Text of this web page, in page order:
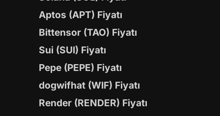
Aptos (APT) Fiyatı
Bittensor (TAO) Fiyatı
Sui (SUI) Fiyatı
Pepe (PEPE) Fiyatı
dogwifhat (WIF) Fiyatı
Render (RENDER) Fiyatı